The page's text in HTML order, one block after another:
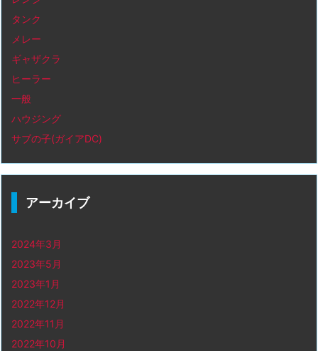
タンク
メレー
ギャザクラ
ヒーラー
一般
ハウジング
サブの子(ガイアDC)
アーカイブ
2024年3月
2023年5月
2023年1月
2022年12月
2022年11月
2022年10月